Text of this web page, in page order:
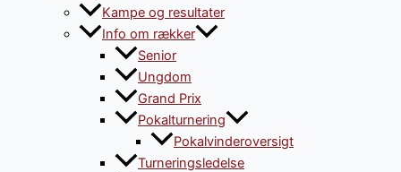
Kampe og resultater
Info om rækker
Senior
Ungdom
Grand Prix
Pokalturnering
Pokalvinderoversigt
Turneringsledelse